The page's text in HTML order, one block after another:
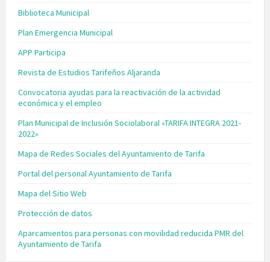
Biblioteca Municipal
Plan Emergencia Municipal
APP Participa
Revista de Estudios Tarifeños Aljaranda
Convocatoria ayudas para la reactivación de la actividad
económica y el empleo
Plan Municipal de Inclusión Sociolaboral «TARIFA INTEGRA 2021-
2022»
Mapa de Redes Sociales del Ayuntamiento de Tarifa
Portal del personal Ayuntamiento de Tarifa
Mapa del Sitio Web
Protección de datos
Aparcamientos para personas con movilidad reducida PMR del
Ayuntamiento de Tarifa